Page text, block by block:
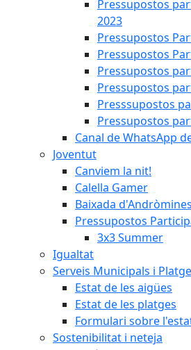
Pressupostos
2023
Pressupostos
Pressupostos
Pressupostos
Pressupostos
Presssupostos
Pressupostos
Canal de WhatsApp
Joventut
Canviem la nit!
Calella Gamer
Baixada d'Andròmines
Pressupostos
3x3 Summer
Igualtat
Serveis Municipals i
Estat de les aigües
Estat de les platges
Formulari sobre
Sostenibilitat i neteja